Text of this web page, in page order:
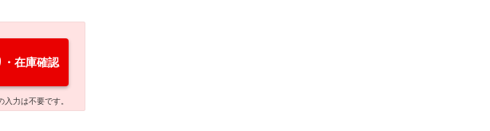
・在庫確認
力は不要です。